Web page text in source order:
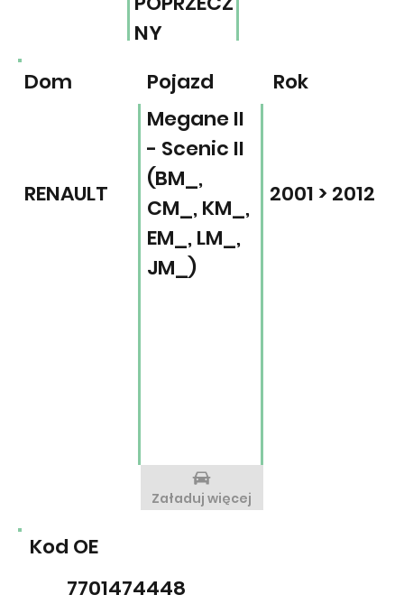
NY
Kod OE
7701474448
Pojazd Rok
Dom
RENAULT
Megane II
- Scenic II
(BM_,
CM_, KM_,
EM_, LM_,
JM_)
2001 > 2012
Załaduj więcej